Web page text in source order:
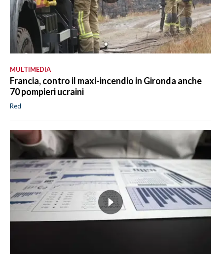
MULTIMEDIA
Francia, contro il maxi-incendio in Gironda anche
70 pompieri ucraini
Red